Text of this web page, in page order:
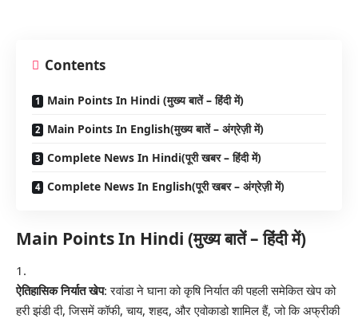
Contents
Main Points In Hindi (मुख्य बातें – हिंदी में)
Main Points In English(मुख्य बातें – अंग्रेज़ी में)
Complete News In Hindi(पूरी खबर – हिंदी में)
Complete News In English(पूरी खबर – अंग्रेज़ी में)
Main Points In Hindi (मुख्य बातें – हिंदी में)
ऐतिहासिक निर्यात खेप: रवांडा ने घाना को कृषि निर्यात की पहली समेकित खेप को
हरी झंडी दी, जिसमें कॉफी, चाय, शहद, और एवोकाडो शामिल हैं, जो कि अफ्रीकी